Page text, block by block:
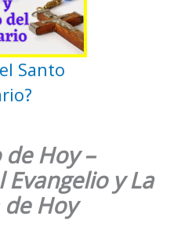
Santo
de Hoy–
Evangelio y La
Hoy